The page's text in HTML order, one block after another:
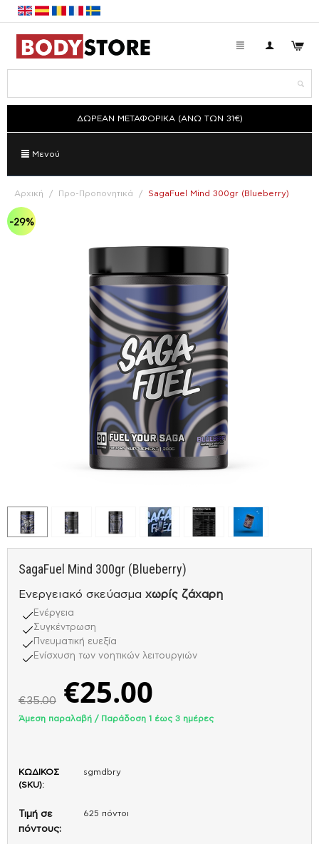
ΔΩΡΕΑΝ ΜΕΤΑΦΟΡΙΚΑ (ΑΝΩ ΤΩΝ 31€)
Μενού
Αρχική / Προ-Προπονητικά / SagaFuel Mind 300gr (Blueberry)
-29%
SagaFuel Mind 300gr (Blueberry)
Ενεργειακό σκεύασμα χωρίς ζάχαρη
Ενέργεια
Συγκέντρωση
Πνευματική ευεξία
Ενίσχυση των νοητικών λειτουργιών
€35.00 €25.00
Άμεση παραλαβή / Παράδoση 1 έως 3 ημέρες
ΚΩΔΙΚΟΣ
(SKU):
sgmdbry
Τιμή σε
πόντους:
625 πόντοι